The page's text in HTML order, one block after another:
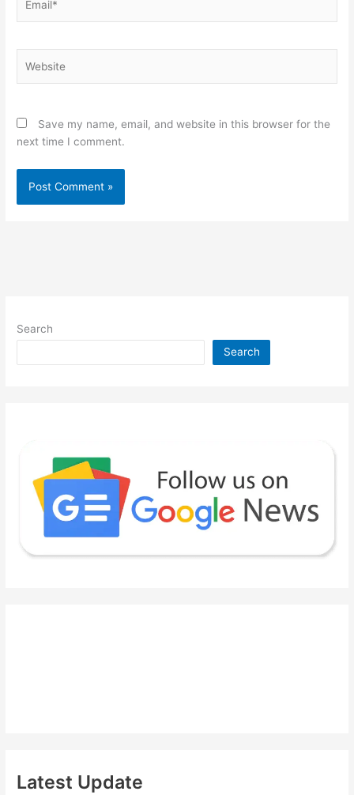
Save my name, email, and website in this browser for the
next time I comment.
Search
Search
Latest Update